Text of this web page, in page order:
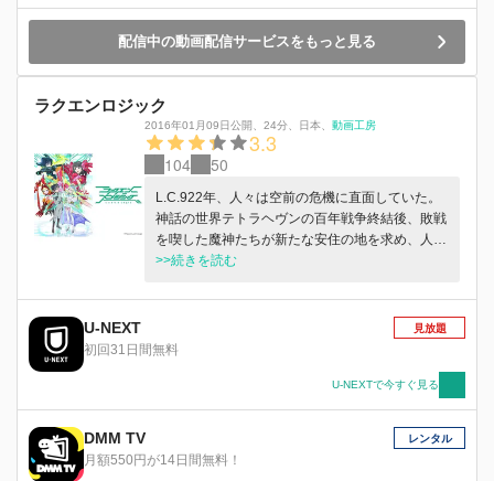
間まで待ち受ける宮はあと５つ。星矢たちは立ち
教皇の間へと到達できるのか。
配信中の動画配信サービスをもっと見る
ラクエンロジック
2016年01月09日公開 24分 日本 動画工房
3.3
104 50
L.C.922年、人々は空前の危機に直面していた。
神話の世界テトラヘヴンの百年戦争終結後、敗戦
を喫した魔神たちが新たな安住の地を求め、人間
界セプトピアへと襲来。異世界の使者（フォーリ
ALCA（アルカ）所属の若きロジカリストたち
は、望むと望まざるとにかかわらず政府によって
街と人々を守る使命を強制され、特殊能力によっ
に身を投じていく。ある『ロジック』が欠落しな
がらも家族と幸せな生活を送っていた民間人・剣
（つるぎ）美親（よしちか）はある日、魔神に襲
われた人々を懸命に避難させる中で、美しき女神
アテナと出会う。彼女が手にしていたのは、美親
>>続きを読む
U-NEXT
初回31日間無料
見放題
U-NEXTで今すぐ見る
DMM TV
月額550円が14日間無料！
レンタル